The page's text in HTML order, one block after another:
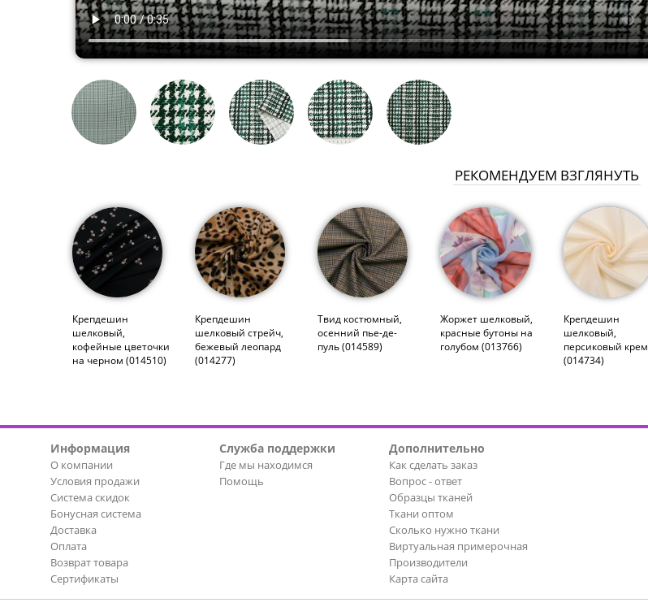
РЕКОМЕНДУЕМ ВЗГЛЯНУТЬ
Крепдешин
шелковый,
кофейные цветочки
на черном (014510)
Крепдешин
шелковый стрейч,
бежевый леопард
(014277)
Твид костюмный,
осенний пье-де-
пуль (014589)
Жоржет шелковый,
красные бутоны на
голубом (013766)
Крепдешин
шелковый,
персиковый крем
(014734)
Информация
О компании
Условия продажи
Система скидок
Бонусная система
Доставка
Оплата
Возврат товара
Сертификаты
Служба поддержки
Где мы находимся
Помощь
Дополнительно
Как сделать заказ
Вопрос - ответ
Образцы тканей
Ткани оптом
Сколько нужно ткани
Виртуальная примерочная
Производители
Карта сайта